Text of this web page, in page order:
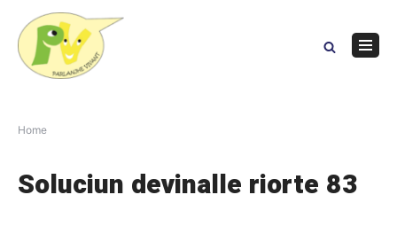
content
Home
Soluciun devinalle riorte 83